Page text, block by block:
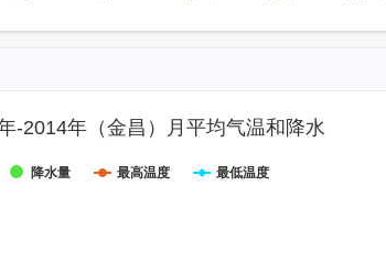
-2014年（金昌）月平均气温和降水
降水量 最高温度 最低温度